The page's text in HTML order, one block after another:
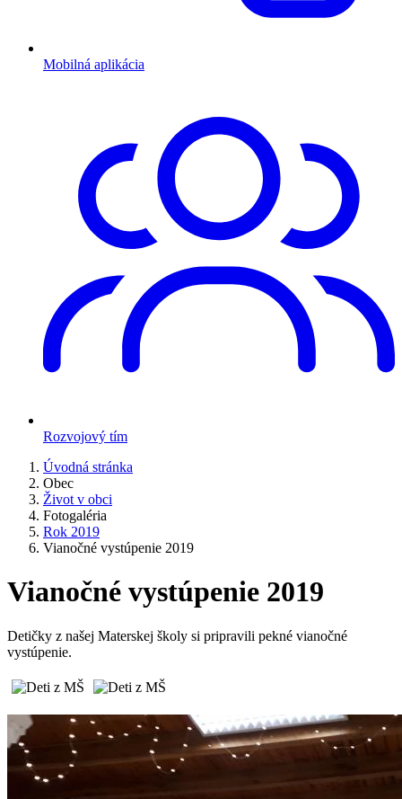
Mobilná aplikácia
Rozvojový tím
Úvodná stránka
Obec
Život v obci
Fotogaléria
Rok 2019
Vianočné vystúpenie 2019
Vianočné vystúpenie 2019
Detičky z našej Materskej školy si pripravili pekné vianočné
vystúpenie.